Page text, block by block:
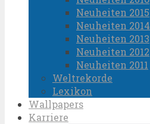
Neuheiten 2015
Neuheiten 2014
Neuheiten 2013
Neuheiten 2012
Neuheiten 2011
Weltrekorde
Lexikon
Wallpapers
Karriere